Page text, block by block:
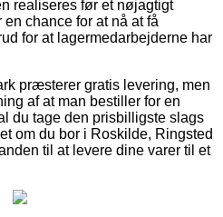
realiseres før et nøjagtigt
chance for at nå at få
for at lagermedarbejderne har
præsterer gratis levering, men
af at man bestiller for en
du tage den prisbilligste slags
om du bor i Roskilde, Ringsted
til at levere dine varer til et